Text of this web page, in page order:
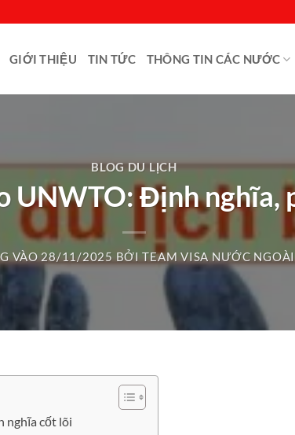
GIỚI THIỆU TIN TỨC THÔNG TIN CÁC NƯỚC
BLOG DU LỊCH
UNWTO: Định nghĩa,
VÀO 28/11/2025 BỞITEAM VISA NƯỚC NGOÀI
nghĩa cốt lõi